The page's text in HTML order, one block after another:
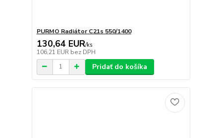
PURMO Radiátor C21s 550/1400
130,64 EUR/ks
106,21 EUR bez DPH
Pridať do košíka